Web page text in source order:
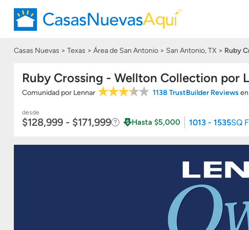
Casas Nuevas Texas Área de San Antonio San Antonio, TX Ruby
Ruby Crossing - Wellton Collection por
Comunidad por Lennar 1138 TrustBuilder Reviews
desde
$128,999 - $171,999 Hasta $5,000 1013 - 1535SQ